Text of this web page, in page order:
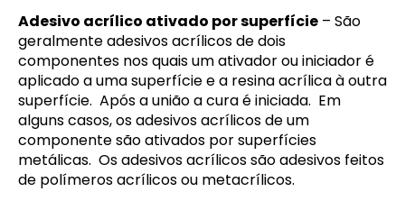
Adesivo acrílico ativado por superfície – São
geralmente adesivos acrílicos de dois
componentes nos quais um ativador ou iniciador é
aplicado a uma superfície e a resina acrílica à outra
superfície. Após a união a cura é iniciada. Em
alguns casos, os adesivos acrílicos de um
componente são ativados por superfícies
metálicas. Os adesivos acrílicos são adesivos feitos
de polímeros acrílicos ou metacrílicos.